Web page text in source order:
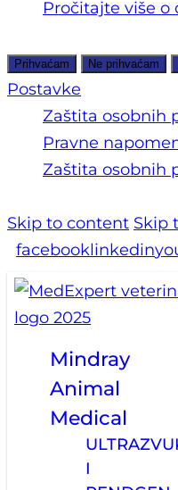
Pročitajte više o
Prihvaćam Ne prihvaćam
Postavke
Zaštita osobnih
Pravne
Zaštita osobnih
Skip to content Skip
facebooklinkedin
Mindray
Animal
Medical
I